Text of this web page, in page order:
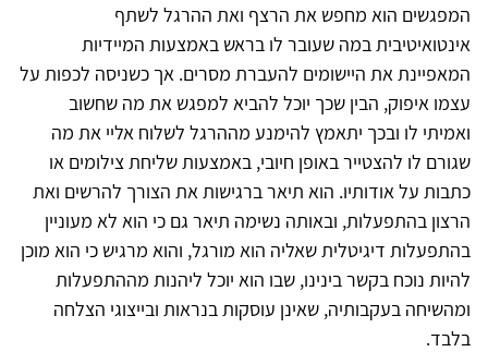
המפגשים הוא מחפש את הרצף ואת ההרגל לשתף
אינטואיטיבית במה שעובר לו בראש באמצעות המיידיות
המאפיינת את היישומים להעברת מסרים. אך כשניסה לכפות על
עצמו איפוק, הבין שכך יוכל להביא למפגש את מה שחשוב
ואמיתי לו ובכך יתאמץ להימנע מההרגל לשלוח אליי את מה
שגורם לו להצטייר באופן חיובי, באמצעות שליחת צילומים או
כתבות על אודותיו. הוא תיאר ברגישות את הצורך להרשים ואת
הרצון בהתפעלות, ובאותה נשימה תיאר גם כי הוא לא מעוניין
בהתפעלות דיגיטלית שאליה הוא מורגל, והוא מרגיש כי הוא מוכן
להיות נוכח בקשר בינינו, שבו הוא יוכל ליהנות מההתפעלות
ומהשיחה בעקבותיה, שאינן עוסקות בנראות ובייצוגי הצלחה
בלבד.